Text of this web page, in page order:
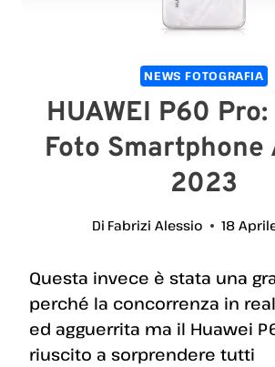
NEWS FOTOGRAFIA
HUAWEI P60
Foto Smartphone
2023
Di Fabrizi Alessio 18
Questa invece è stata una
perché la concorrenza in
ed agguerrita ma il Huawei
riuscito a sorprendere tutti